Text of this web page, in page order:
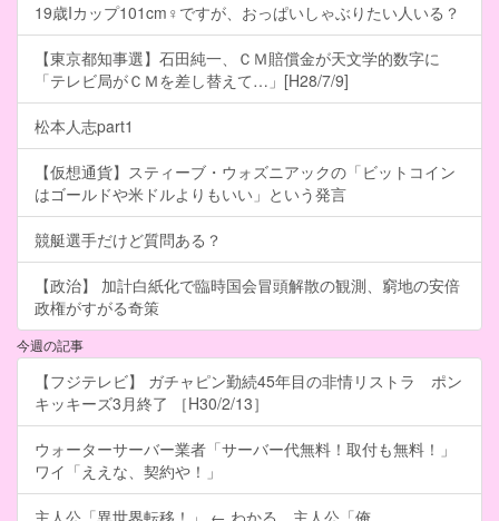
19歳Iカップ101cm♀ですが、おっぱいしゃぶりたい人いる？
【東京都知事選】石田純一、ＣＭ賠償金が天文学的数字に
「テレビ局がＣＭを差し替えて…」[H28/7/9]
松本人志part1
【仮想通貨】スティーブ・ウォズニアックの「ビットコイン
はゴールドや米ドルよりもいい」という発言
競艇選手だけど質問ある？
【政治】 加計白紙化で臨時国会冒頭解散の観測、窮地の安倍
政権がすがる奇策
今週の記事
【フジテレビ】 ガチャピン勤続45年目の非情リストラ ポン
キッキーズ3月終了 ［H30/2/13］
ウォーターサーバー業者「サーバー代無料！取付も無料！」
ワイ「ええな、契約や！」